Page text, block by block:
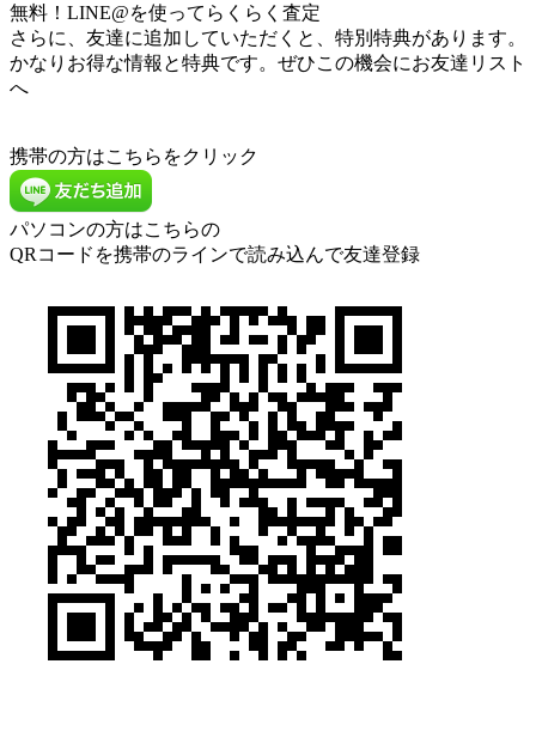
無料！LINE@を使ってらくらく査定
さらに、友達に追加していただくと、特別特典があります。
かなりお得な情報と特典です。ぜひこの機会にお友達リスト
へ
携帯の方はこちらをクリック
パソコンの方はこちらの
QRコードを携帯のラインで読み込んで友達登録